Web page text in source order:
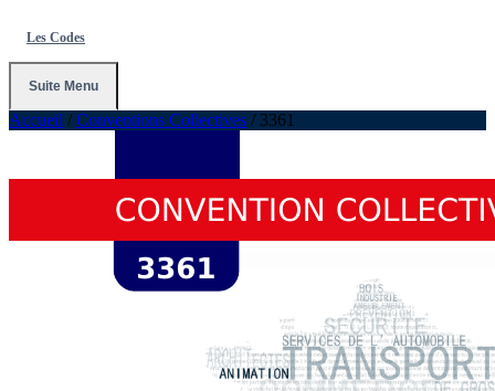
Les Codes
Suite Menu
Accueil / Conventions Collectives / 3361